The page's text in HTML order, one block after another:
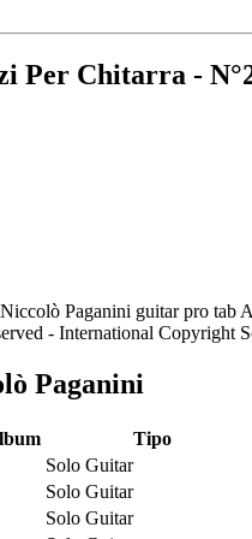
Per Chitarra -
- International Copyright
Paganini
Tipo
Solo Guitar
Solo Guitar
Solo Guitar